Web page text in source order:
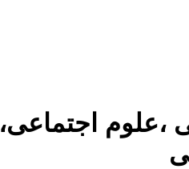
،علوم اجتماعی،